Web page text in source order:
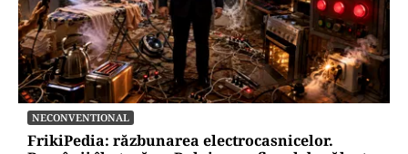
SĂNĂTATE
Mesajul Agenției Naționale a Medicamentului:
De ce au fost blocate temporar la vânzare
Colebil și Panzcebil